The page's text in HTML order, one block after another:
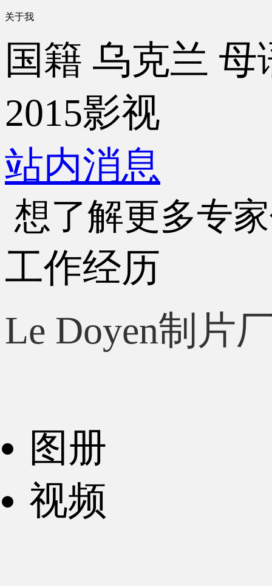
关于我
国籍 乌克兰 母
2015影视
站内消息
想了解更多专
工作经历
Le Doyen制片
图册
视频